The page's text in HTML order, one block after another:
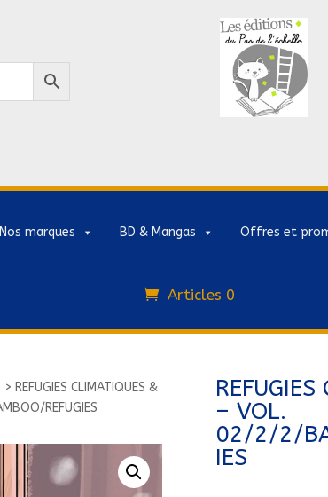
Nos marques BD & Mangas Offres et
Articles 0
> REFUGIES CLIMATIQUES &
REFUGIES
– VOL.
02/2/2/
IES